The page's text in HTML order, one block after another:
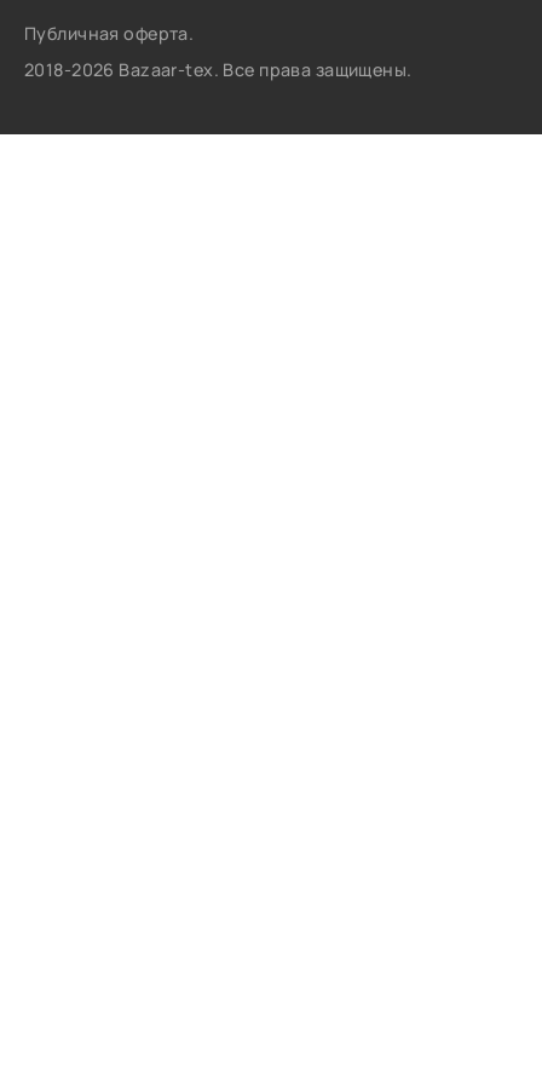
Публичная оферта.
2018-2026 Bazaar-tex. Все права защищены.